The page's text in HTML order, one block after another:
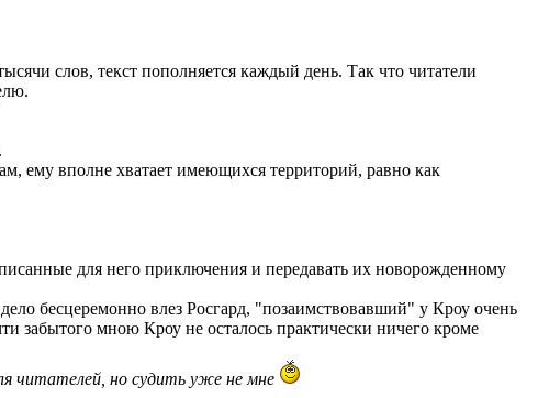
слов, текст пополняется каждый день. Так что читатели
ему вполне хватает имеющихся территорий, равно как
для него приключения и передавать их новорожденному
бесцеремонно влез Росгард, "позаимствовавший" у Кроу очень
забытого мною Кроу не осталось практически ничего кроме
читателей, но судить уже не мне